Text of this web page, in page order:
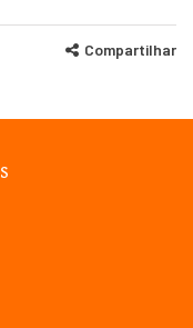
Compartilhar